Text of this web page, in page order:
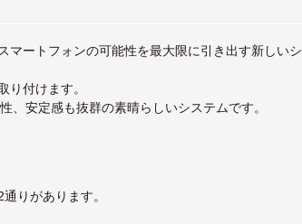
ートフォンの可能性を最大限に引き出す新しいシ
付けます。
、安定感も抜群の素晴らしいシステムです。
りがあります。